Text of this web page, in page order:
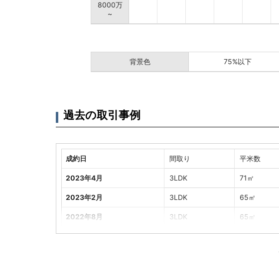
8000万
~
背景色 75%以下
過去の取引事例
成約日 間取り 平米数
2023年4月 3LDK 71㎡
2023年2月 3LDK 65㎡
2022年8月 3LDK 65㎡
2022年7月 3LDK 67㎡